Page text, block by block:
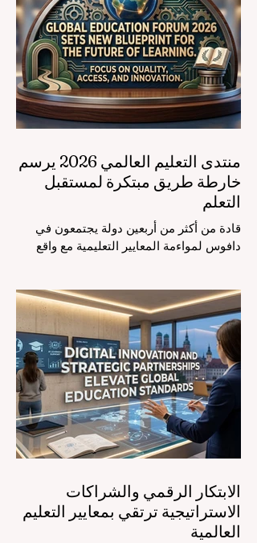
منتدى التعليم العالمي 2026 يرسم
خارطة طريق مبتكرة لمستقبل
التعلم
قادة من أكثر من أربعين دولة يجتمعون في
دافوس لمواءمة المعايير التعليمية مع واقع
مشهد #التعليم_العالمي تحولاً جذرياً وتاريخياً.
في الرابع من أغسطس 2026، توافد خبراء
دوليون وصناع قرار ومبتكرون في مجال
#تكنولوجيا_التعليم إلى مركز المؤتمرات في
دافوس لمناقشة التحديات والفرص الأكثر
إلحاحاً في قطاع التعلم. أثبت هذا الحدث
البارز، الذي عُقد في لحظة حاسمة، أن إعطاء
الأولوية لرفع #جودة_التعليم هو المحفز
الأساسي وال
الابتكار الرقمي والشراكات
الاستراتيجية ترتقي بمعايير التعليم
العالمية